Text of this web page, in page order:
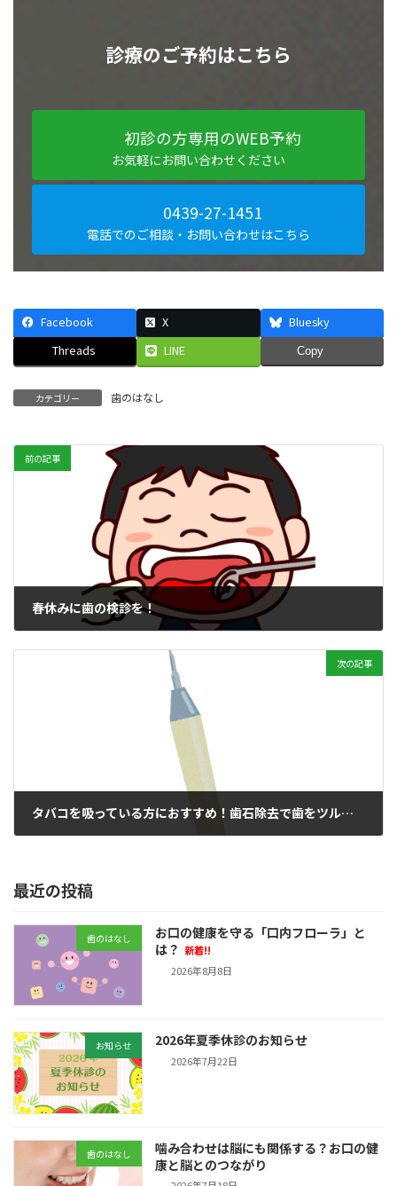
診療のご予約はこちら
初診の方専用のWEB予約
お気軽にお問い合わせください
0439-27-1451
電話でのご相談・お問い合わせはこちら
Facebook X
Bluesky
Threads
LINE Copy
カテゴリー 歯のはなし
前の記事
春休みに歯の検診を！
次の記事
タバコを吸っている方におすすめ！歯石除去で歯をツルツルに！口臭対策！
最近の投稿
歯のはなし
お口の健康を守る「口内フローラ」と
は？ 新着!!
2026年8月8日
お知らせ 2026年夏季休診のお知らせ
2026年7月22日
歯のはなし
噛み合わせは脳にも関係する？お口の健
康と脳とのつながり